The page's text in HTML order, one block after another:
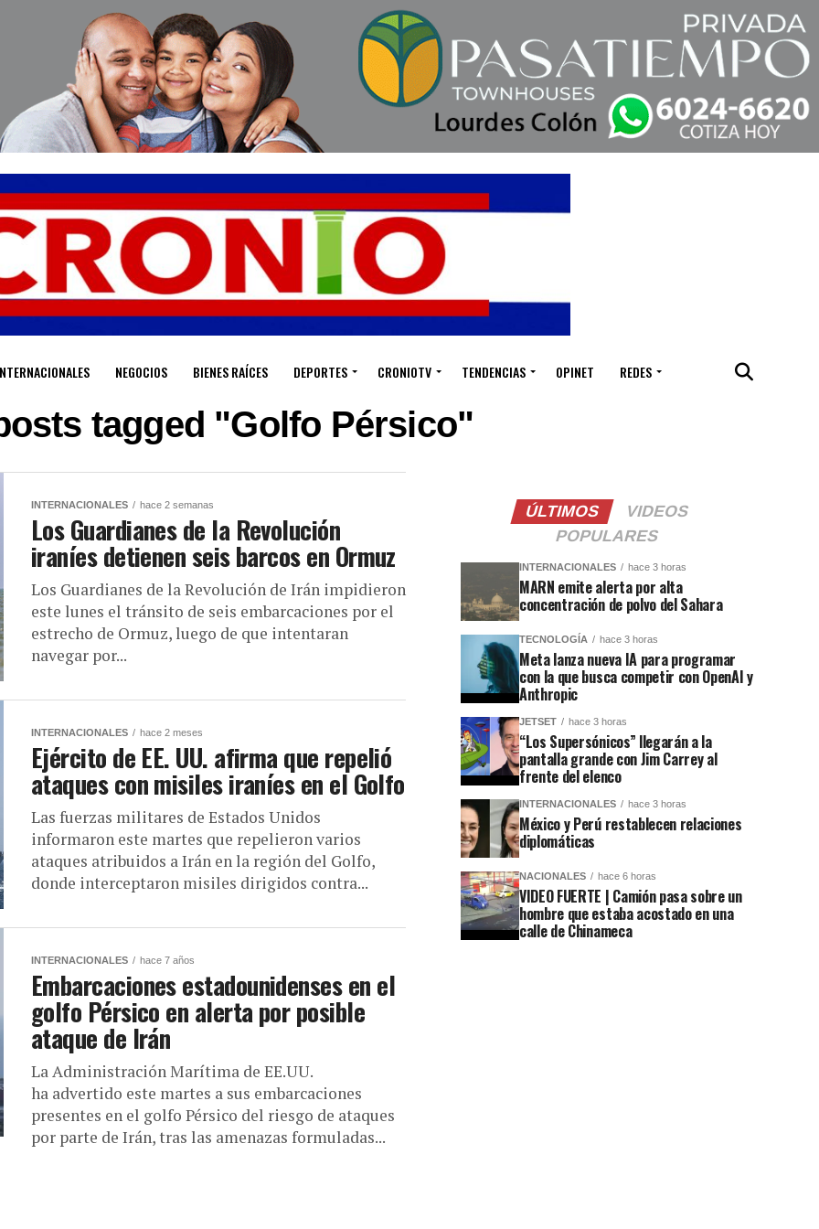
NEGOCIOS BIENES RAÍCES DEPORTES CRONIOTV TENDENCIAS OPINET REDES
tagged "Golfo Pérsico"
INTERNACIONALES hace 2 semanas
Los Guardianes de la Revolución
iraníes detienen seis barcos en Ormuz
Los Guardianes de la Revolución de Irán impidieron
este lunes el tránsito de seis embarcaciones por el
estrecho de Ormuz, luego de que intentaran
navegar por...
INTERNACIONALES hace 2 meses
Ejército de EE. UU. afirma que repelió
ataques con misiles iraníes en el Golfo
Las fuerzas militares de Estados Unidos
informaron este martes que repelieron varios
ataques atribuidos a Irán en la región del Golfo,
donde interceptaron misiles dirigidos contra...
INTERNACIONALES hace 7 años
Embarcaciones estadounidenses en el
golfo Pérsico en alerta por posible
ataque de Irán
La Administración Marítima de EE.UU.
ha advertido este martes a sus embarcaciones
presentes en el golfo Pérsico del riesgo de ataques
por parte de Irán, tras las amenazas formuladas...
ÚLTIMOS
VIDEOS
POPULARES
INTERNACIONALES hace 3 horas
MARN emite alerta por alta
concentración de polvo del Sahara
TECNOLOGÍA hace 3 horas
Meta lanza nueva IA para programar
con la que busca competir con OpenAI y
Anthropic
JETSET hace 3 horas
“Los Supersónicos” llegarán a la
pantalla grande con Jim Carrey al
frente del elenco
INTERNACIONALES hace 3 horas
México y Perú restablecen relaciones
diplomáticas
NACIONALES hace 6 horas
VIDEO FUERTE | Camión pasa sobre un
hombre que estaba acostado en una
calle de Chinameca